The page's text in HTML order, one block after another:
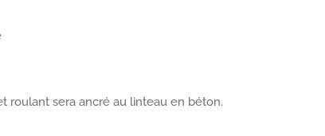
roulant sera ancré au linteau en béton.